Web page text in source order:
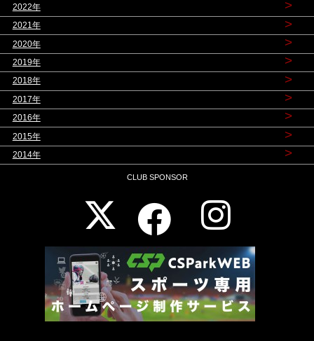
2022年 >
2021年 >
2020年 >
2019年 >
2018年 >
2017年 >
2016年 >
2015年 >
2014年 >
CLUB SPONSOR